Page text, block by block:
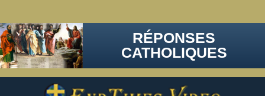
RÉPONSES
CATHOLIQUES